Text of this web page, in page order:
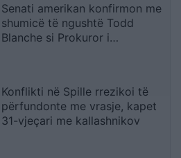
Senati amerikan konfirmon me
shumicë të ngushtë Todd
Blanche si Prokuror i
Konflikti në Spille rrezikoi të
përfundonte me vrasje, kapet
31-vjeçari me kallashnikov